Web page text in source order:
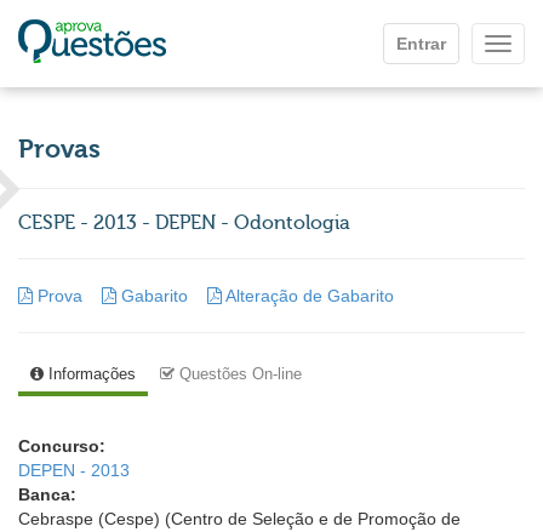
Entrar
Provas
CESPE - 2013 - DEPEN - Odontologia
Prova Gabarito Alteração de Gabarito
Informações Questões On-line
Concurso:
DEPEN - 2013
Banca:
Cebraspe (Cespe) (Centro de Seleção e de Promoção de